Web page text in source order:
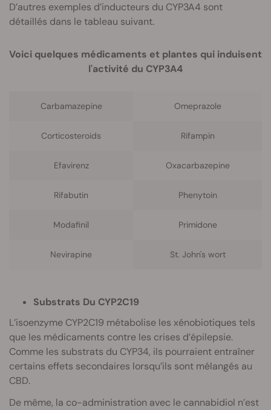
D’autres exemples d’inducteurs du CYP3A4 sont
détaillés dans le tableau suivant.
Voici quelques médicaments et plantes qui induisent
l'activité du CYP3A4
Carbamazepine Omeprazole
Corticosteroids Rifampin
Efavirenz Oxacarbazepine
Rifabutin Phenytoin
Modafinil Primidone
Nevirapine St. John's wort
Substrats Du CYP2C19
L’isoenzyme CYP2C19 métabolise les xénobiotiques tels
que les médicaments contre les crises d’épilepsie.
Comme les substrats du CYP34, ils pourraient entraîner
certains effets secondaires lorsqu’ils sont mélangés au
CBD.
De même, la co-administration avec le cannabidiol n’est